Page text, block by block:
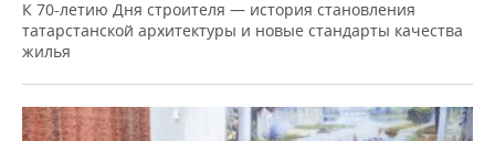
К 70-летию Дня строителя — история становления
татарстанской архитектуры и новые стандарты качества
жилья